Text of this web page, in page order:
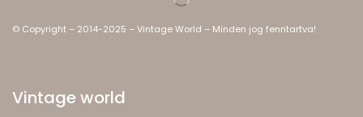
© Copyright – 2014-2025 – Vintage World – Minden jog fenntartva!
Vintage world